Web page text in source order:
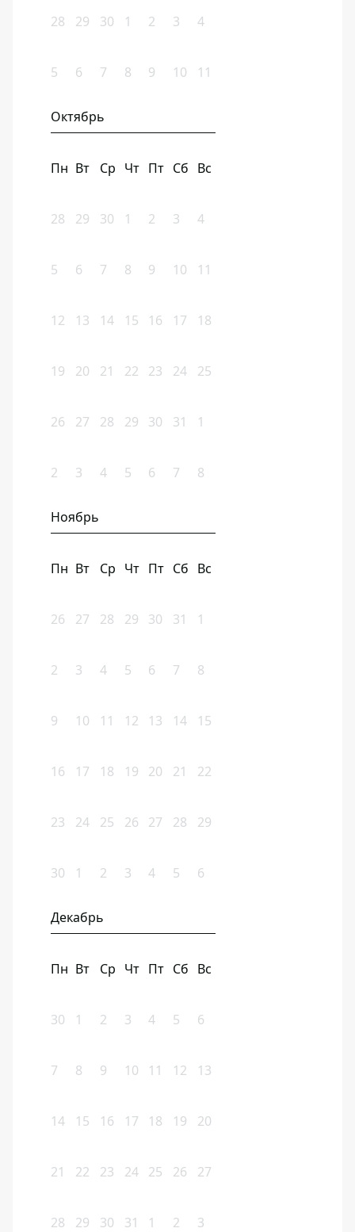
28 29 30 1 2 3 4
5 6 7 8 9 10 11
Октябрь
Пн Вт Ср Чт Пт Сб Вс
28 29 30 1 2 3 4
5 6 7 8 9 10 11
12 13 14 15 16 17 18
19 20 21 22 23 24 25
26 27 28 29 30 31 1
2 3 4 5 6 7 8
Ноябрь
Пн Вт Ср Чт Пт Сб Вс
26 27 28 29 30 31 1
2 3 4 5 6 7 8
9 10 11 12 13 14 15
16 17 18 19 20 21 22
23 24 25 26 27 28 29
30 1 2 3 4 5 6
Декабрь
Пн Вт Ср Чт Пт Сб Вс
30 1 2 3 4 5 6
7 8 9 10 11 12 13
14 15 16 17 18 19 20
21 22 23 24 25 26 27
28 29 30 31 1 2 3